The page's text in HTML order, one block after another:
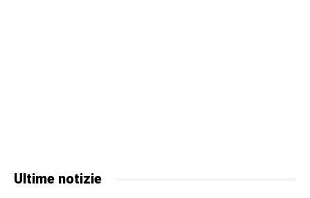
Ultime notizie